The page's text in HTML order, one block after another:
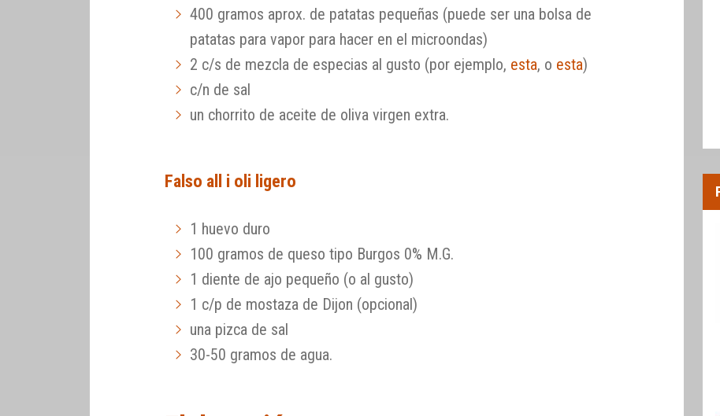
400 gramos aprox. de patatas pequeñas (puede ser una bolsa de
patatas para vapor para hacer en el microondas)
2 c/s de mezcla de especias al gusto (por ejemplo, esta, o esta)
c/n de sal
un chorrito de aceite de oliva virgen extra.
Falso all i oli ligero
1 huevo duro
100 gramos de queso tipo Burgos 0% M.G.
1 diente de ajo pequeño (o al gusto)
1 c/p de mostaza de Dijon (opcional)
una pizca de sal
30-50 gramos de agua.